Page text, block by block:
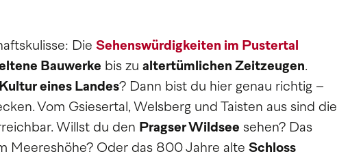
Die Sehenswürdigkeiten im Pustertal
Bauwerke bis zu altertümlichen Zeitzeugen.
eines Landes? Dann bist du hier genau richtig –
Vom Gsiesertal, Welsberg und Taisten aus sind die
Willst du den Pragser Wildsee sehen? Das
Meereshöhe? Oder das 800 Jahre alte Schloss